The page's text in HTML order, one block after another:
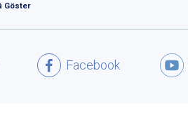
Göster
Facebook